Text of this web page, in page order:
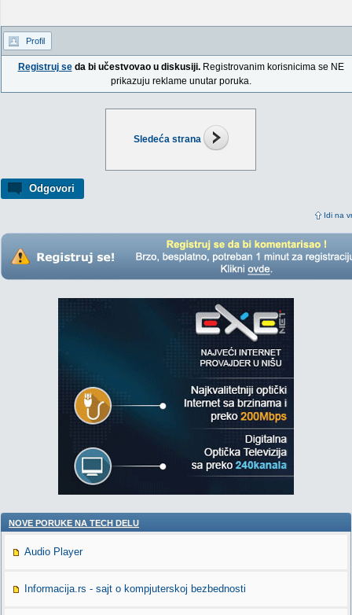
Sledeća strana
Odgovori
Idi na
Profil
Registruj seda bi učestvovao u diskusiji.Registrovanim korisnicima se NE
prikazuju reklame unutar poruka.
NOVE PORUKE NA TECH DELU
Audio Player
Informacija.rs - sajt o kompjuterskoj bezbednosti